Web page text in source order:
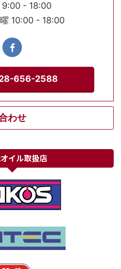
9:00 - 18:00
10:00 - 18:00
656-2588
わせ
イル取扱店